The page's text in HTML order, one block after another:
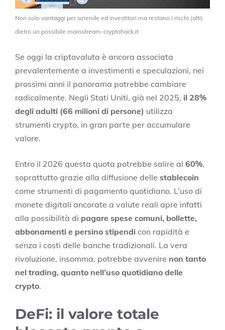
Non solo vantaggi per aziende ed investitori ma restano i rischi (alti)
dietro un possibile mainstream-cryptohack.it
Se oggi la criptovaluta è ancora associata
prevalentemente a investimenti e speculazioni, nei
prossimi anni il panorama potrebbe cambiare
radicalmente. Negli Stati Uniti, già nel 2025, il 28%
degli adulti (66 milioni di persone) utilizza
strumenti crypto, in gran parte per accumulare
valore.
Entro il 2026 questa quota potrebbe salire al 60%,
soprattutto grazie alla diffusione delle stablecoin
come strumenti di pagamento quotidiano. L’uso di
monete digitali ancorate a valute reali apre infatti
alla possibilità di pagare spese comuni, bollette,
abbonamenti e persino stipendi con rapidità e
senza i costi delle banche tradizionali. La vera
rivoluzione, insomma, potrebbe avvenire non tanto
nel trading, quanto nell’uso quotidiano delle
crypto.
DeFi: il valore totale